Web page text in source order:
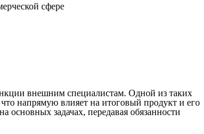
сфере
внешним специалистам. Одной из таких
что напрямую влияет на итоговый продукт и его
на основных задачах, передавая обязанности